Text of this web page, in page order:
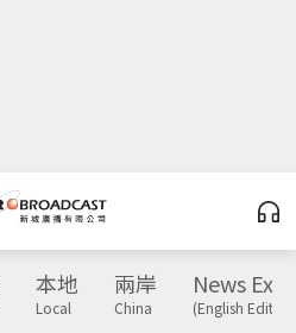
本地
Local
兩岸
China
News
(English